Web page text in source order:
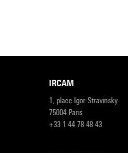
IRCAM
1, place Igor-Stravinsky
75004 Paris
+33 1 44 78 48 43